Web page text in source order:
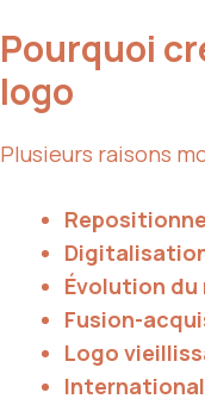
Pourquoi
logo
Plusieurs raisons
Évolution du
Fusion-
Logo